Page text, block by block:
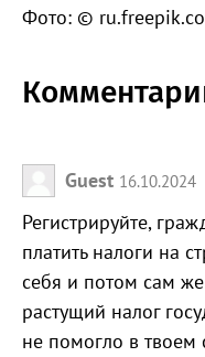
Фото: ©
Guest 16.10.2024
Регистрируйте,
платить налоги на
себя и потом сам
растущий налог
не помогло в твоем